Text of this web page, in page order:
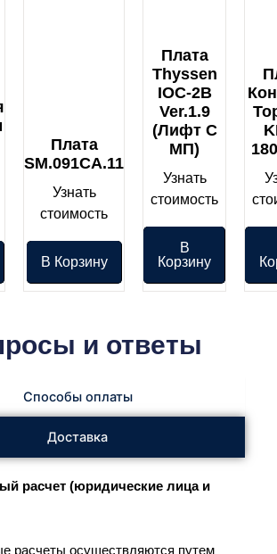
Плата
SM.091CA.11
Узнать
стоимость
В Корзину
Плата
Thyssen
IOC-2B
Ver.1.9
(лифт С
МП)
Узнать
стоимость
В
Корзину
и ответы
Способы оплаты
Доставка
расчет (юридические лица и
расчеты осуществляются путем